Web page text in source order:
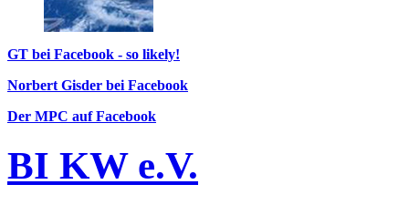
GT bei Facebook - so likely!
Norbert Gisder bei Facebook
Der MPC auf Facebook
BI KW e.V.